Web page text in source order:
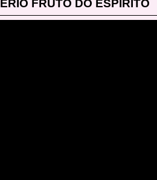
FRUTO DO ESPIRITO